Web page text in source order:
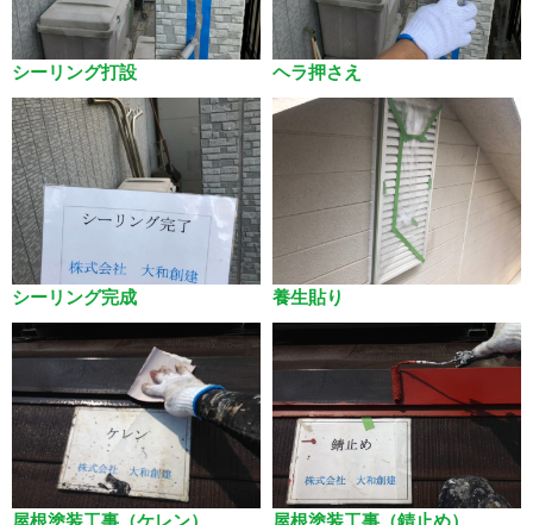
シーリング打設 ヘラ押さえ
シーリング完成 養生貼り